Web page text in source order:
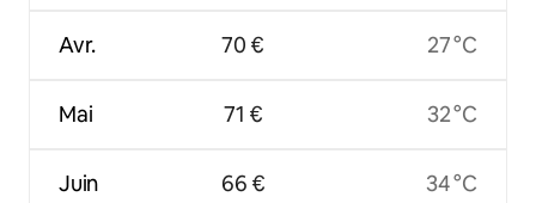
Avr.
Mai
Juin
70 €
71 €
66 €
27 °C
32 °C
34 °C